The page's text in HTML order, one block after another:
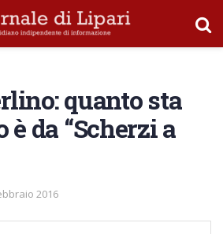
quanto sta
da “Scherzi a
2016